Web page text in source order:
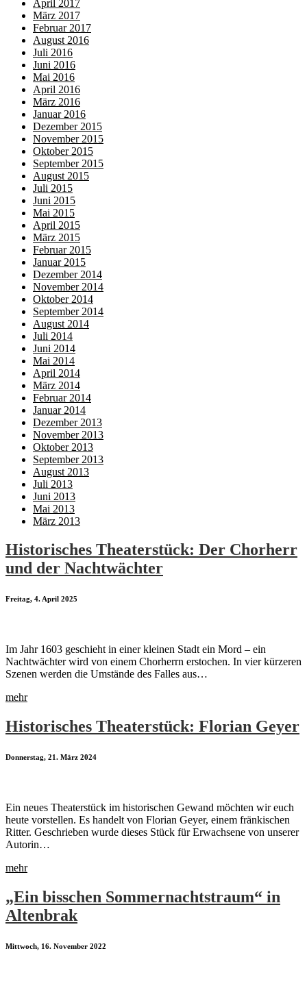
April 2017
März 2017
Februar 2017
August 2016
Juli 2016
Juni 2016
Mai 2016
April 2016
März 2016
Januar 2016
Dezember 2015
November 2015
Oktober 2015
September 2015
August 2015
Juli 2015
Juni 2015
Mai 2015
April 2015
März 2015
Februar 2015
Januar 2015
Dezember 2014
November 2014
Oktober 2014
September 2014
August 2014
Juli 2014
Juni 2014
Mai 2014
April 2014
März 2014
Februar 2014
Januar 2014
Dezember 2013
November 2013
Oktober 2013
September 2013
August 2013
Juli 2013
Juni 2013
Mai 2013
März 2013
Historisches Theaterstück: Der Chorherr
und der Nachtwächter
Freitag, 4. April 2025
Im Jahr 1603 geschieht in einer kleinen Stadt ein Mord – ein
Nachtwächter wird von einem Chorherrn erstochen. In vier kürzeren
Szenen werden die Umstände des Falles aus…
mehr
Historisches Theaterstück: Florian Geyer
Donnerstag, 21. März 2024
Ein neues Theaterstück im historischen Gewand möchten wir euch
heute vorstellen. Es handelt von Florian Geyer, einem fränkischen
Ritter. Geschrieben wurde dieses Stück für Erwachsene von unserer
Autorin…
mehr
„Ein bisschen Sommernachtstraum“ in
Altenbrak
Mittwoch, 16. November 2022